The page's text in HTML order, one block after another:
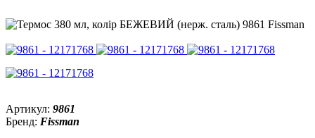
Артикул: 9861
Бренд: Fissman